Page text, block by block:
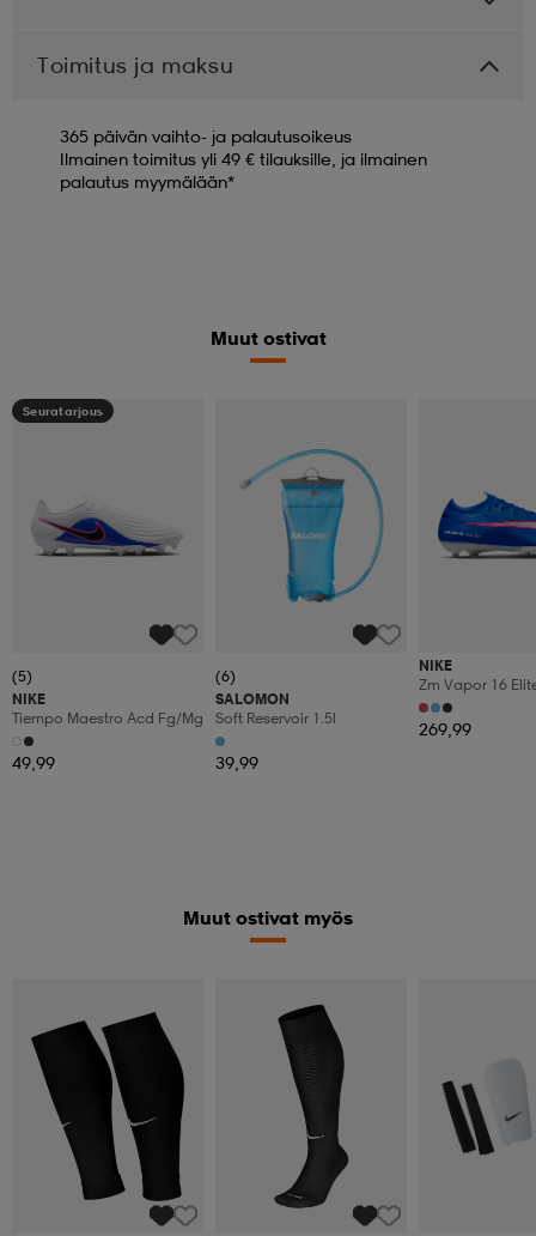
Toimitus ja maksu
365 päivän vaihto- ja palautusoikeus
Ilmainen toimitus yli 49 € tilauksille, ja ilmainen
palautus myymälään*
Muut ostivat
Seuratarjous
(5)
NIKE
Tiempo Maestro Acd Fg/mg
49,99
(6)
SALOMON
Soft Reservoir 1.5l
39,99
NIKE
Zm Vapor 16
269,99
Muut ostivat myös